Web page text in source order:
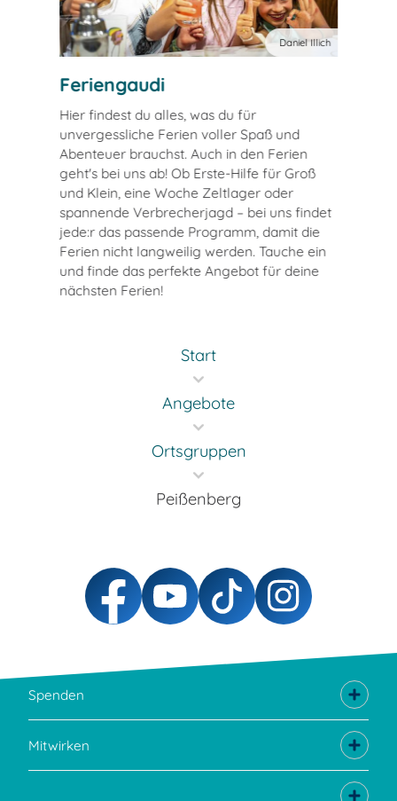
Daniel Illich
Feriengaudi
Hier findest du alles, was du für
unvergessliche Ferien voller Spaß und
Abenteuer brauchst. Auch in den Ferien
geht's bei uns ab! Ob Erste-Hilfe für Groß
und Klein, eine Woche Zeltlager oder
spannende Verbrecherjagd – bei uns findet
jede:r das passende Programm, damit die
Ferien nicht langweilig werden. Tauche ein
und finde das perfekte Angebot für deine
nächsten Ferien!
Start
Angebote
Ortsgruppen
Peißenberg
Spenden
Mitwirken